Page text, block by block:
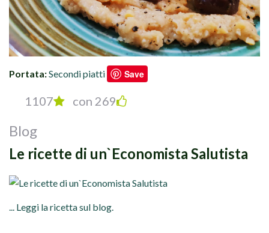
Portata:Secondi piatti Save
1107 con 269
Blog
Le ricette di un`Economista Salutista
... Leggi la ricetta sul blog.